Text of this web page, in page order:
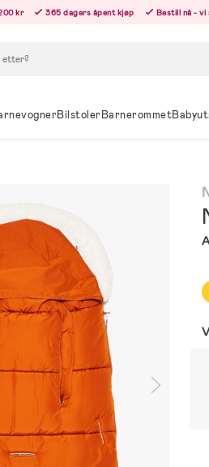
kr 365 dagers åpent kjøp Bestill nå - vi
BilstolerBarnerommet